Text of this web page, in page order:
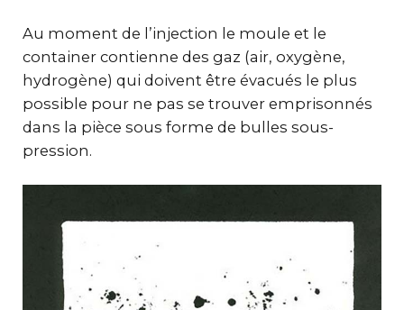
Au moment de l’injection le moule et le
container contienne des gaz (air, oxygène,
hydrogène) qui doivent être évacués le plus
possible pour ne pas se trouver emprisonnés
dans la pièce sous forme de bulles sous-
pression.